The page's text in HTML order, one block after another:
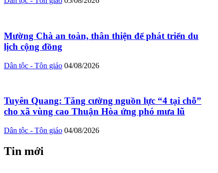
Mường Chà an toàn, thân thiện để phát triển du
lịch cộng đồng
Dân tộc - Tôn giáo 04/08/2026
Tuyên Quang: Tăng cường nguồn lực “4 tại chỗ”
cho xã vùng cao Thuận Hòa ứng phó mưa lũ
Dân tộc - Tôn giáo 04/08/2026
Tin mới